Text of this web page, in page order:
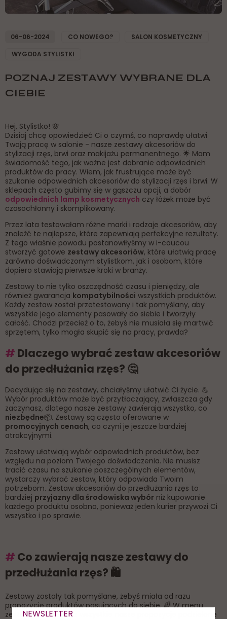
06-06-2024 CO NOWEGO?
SALON KOSMETYCZNY
WYGODA STYLISTKI
POZNAJ ZESTAWY WYBRANE DLA
CIEBIE
Hej, Stylistko! 🌸
Dzisiaj chcę opowiedzieć Ci o czymś, co naprawdę ułatwi
Twoją pracę w salonie - nasze zestawy akcesoriów do
stylizacji rzęs, brwi oraz makijażu permanentnego. 🌟 Mam
świadomość tego, jak ważne jest dobranie odpowiednich
produktów do pracy. Wiem, jak frustrujące może być
szukanie odpowiednich akcesoriów do stylizacji rzęs i brwi. W
sklepach często gubimy się w gąszczu opcji, a dobór
odpowiednich lamp kosmetycznych czy łóżek może być
czasochłonny i skomplikowany.
Przez lata testowałam różne marki i rodzaje akcesoriów, aby
znaleźć te najlepsze, które zapewniają perfekcyjne rezultaty.
Z tego właśnie powodu postanowiłyśmy w i-coucou
stworzyć gotowe zestawy akcesoriów, które ułatwią pracę
zarówno doświadczonym stylistkom, jak i osobom, które
dopiero stawiają pierwsze kroki w branży.
Zestawy to nie tylko oszczędność czasu i pieniędzy, ale
również gwarancja kompatybilności wszystkich produktów.
Każdy zestaw został przetestowany i tak pomyślany, aby
wszystkie jego elementy pasowały do siebie i tworzyły
całość. Chodzi przecież o to, żebyś nie musiała się martwić
sprzętem, tylko mogła skupić się na pracy, prawda?
# Dlaczego wybrać zestaw akcesoriów
do przedłużania rzęs? 🤔
Decydując się na zestawy, chciałyśmy ułatwić Ci życie. 💪
Wybór produktów może być przytłaczający, zwłaszcza gdy
zaczynasz, dlatego nasze zestawy zawierają wszystko, co
niezbędne📦. Zestawy są często oferowane w
promocyjnych cenach, co czyni je jeszcze bardziej
atrakcyjnymi.
Zestawy ułatwiają wybór odpowiednich produktów, bez
względu na poziom Twojego doświadczenia. Nie musisz
tracić czasu na szukanie poszczególnych elementów,
wystarczy wybrać zestaw, który odpowiada Twoim
potrzebom. Zestaw akcesoriów do przedłużania rzęs to
bardziej przyjazny dla środowiska wybór niż kupowanie
każdego produktu osobno, ponieważ jeden kurier przywozi Ci
wszystko i po sprawie.
# Co zawierają nasze zestawy do
przedłużania rzęs? 🛍️
Zestawy zostały tak pomyślane, żebyś miała od razu
propozycję produktów pasujących do siebie. 🌈 W menu
zestawów znajdziesz wszystkie nasze propozycje podzielone
NEWSLETTER